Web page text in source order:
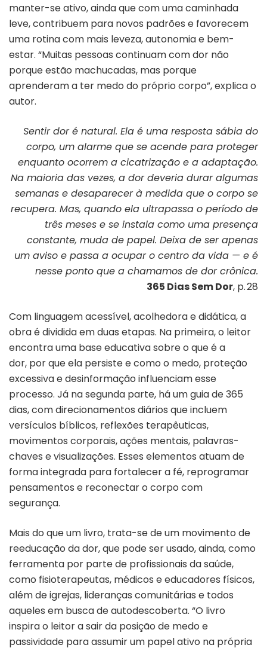
manter-se ativo, ainda que com uma caminhada
leve, contribuem para novos padrões e favorecem
uma rotina com mais leveza, autonomia e bem-
estar. “Muitas pessoas continuam com dor não
porque estão machucadas, mas porque
aprenderam a ter medo do próprio corpo”, explica o
autor.
Sentir dor é natural. Ela é uma resposta sábia do
corpo, um alarme que se acende para proteger
enquanto ocorrem a cicatrização e a adaptação.
Na maioria das vezes, a dor deveria durar algumas
semanas e desaparecer à medida que o corpo se
recupera. Mas, quando ela ultrapassa o período de
três meses e se instala como uma presença
constante, muda de papel. Deixa de ser apenas
um aviso e passa a ocupar o centro da vida — e é
nesse ponto que a chamamos de dor crônica.
365 Dias Sem Dor, p. 28
Com linguagem acessível, acolhedora e didática, a
obra é dividida em duas etapas. Na primeira, o leitor
encontra uma base educativa sobre o que é a
dor, por que ela persiste e como o medo, proteção
excessiva e desinformação influenciam esse
processo. Já na segunda parte, há um guia de 365
dias, com direcionamentos diários que incluem
versículos bíblicos, reflexões terapêuticas,
movimentos corporais, ações mentais, palavras-
chaves e visualizações. Esses elementos atuam de
forma integrada para fortalecer a fé, reprogramar
pensamentos e reconectar o corpo com
segurança.
Mais do que um livro, trata-se de um movimento de
reeducação da dor, que pode ser usado, ainda, como
ferramenta por parte de profissionais da saúde,
como fisioterapeutas, médicos e educadores físicos,
além de igrejas, lideranças comunitárias e todos
aqueles em busca de autodescoberta. “O livro
inspira o leitor a sair da posição de medo e
passividade para assumir um papel ativo na própria